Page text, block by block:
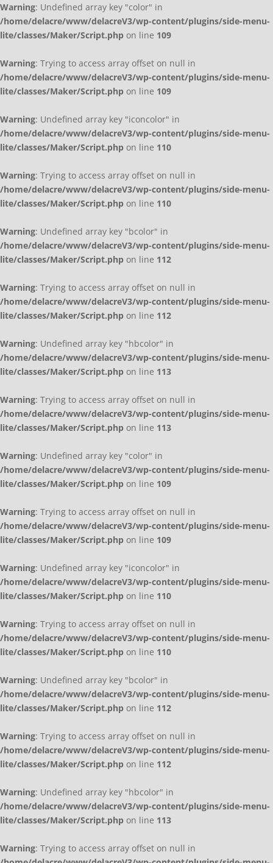
Warning: Undefined array key "color" in
/home/delacre/www/delacreV3/wp-content/plugins/side-menu-
lite/classes/Maker/Script.php on line 109
Warning: Trying to access array offset on null in
/home/delacre/www/delacreV3/wp-content/plugins/side-menu-
lite/classes/Maker/Script.php on line 109
Warning: Undefined array key "iconcolor" in
/home/delacre/www/delacreV3/wp-content/plugins/side-menu-
lite/classes/Maker/Script.php on line 110
Warning: Trying to access array offset on null in
/home/delacre/www/delacreV3/wp-content/plugins/side-menu-
lite/classes/Maker/Script.php on line 110
Warning: Undefined array key "bcolor" in
/home/delacre/www/delacreV3/wp-content/plugins/side-menu-
lite/classes/Maker/Script.php on line 112
Warning: Trying to access array offset on null in
/home/delacre/www/delacreV3/wp-content/plugins/side-menu-
lite/classes/Maker/Script.php on line 112
Warning: Undefined array key "hbcolor" in
/home/delacre/www/delacreV3/wp-content/plugins/side-menu-
lite/classes/Maker/Script.php on line 113
Warning: Trying to access array offset on null in
/home/delacre/www/delacreV3/wp-content/plugins/side-menu-
lite/classes/Maker/Script.php on line 113
Warning: Undefined array key "color" in
/home/delacre/www/delacreV3/wp-content/plugins/side-menu-
lite/classes/Maker/Script.php on line 109
Warning: Trying to access array offset on null in
/home/delacre/www/delacreV3/wp-content/plugins/side-menu-
lite/classes/Maker/Script.php on line 109
Warning: Undefined array key "iconcolor" in
/home/delacre/www/delacreV3/wp-content/plugins/side-menu-
lite/classes/Maker/Script.php on line 110
Warning: Trying to access array offset on null in
/home/delacre/www/delacreV3/wp-content/plugins/side-menu-
lite/classes/Maker/Script.php on line 110
Warning: Undefined array key "bcolor" in
/home/delacre/www/delacreV3/wp-content/plugins/side-menu-
lite/classes/Maker/Script.php on line 112
Warning: Trying to access array offset on null in
/home/delacre/www/delacreV3/wp-content/plugins/side-menu-
lite/classes/Maker/Script.php on line 112
Warning: Undefined array key "hbcolor" in
/home/delacre/www/delacreV3/wp-content/plugins/side-menu-
lite/classes/Maker/Script.php on line 113
Warning: Trying to access array offset on null in